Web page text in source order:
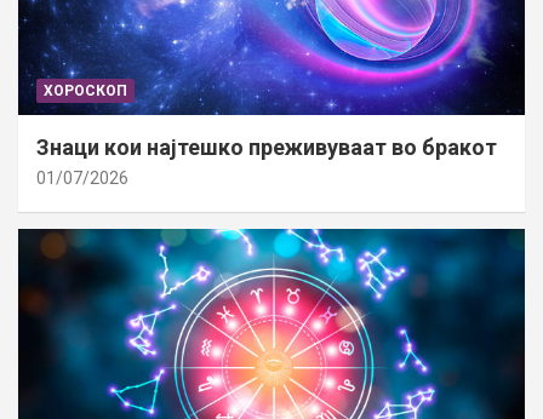
ХОРОСКОП
Знаци кои најтешко преживуваат во бракот
01/07/2026